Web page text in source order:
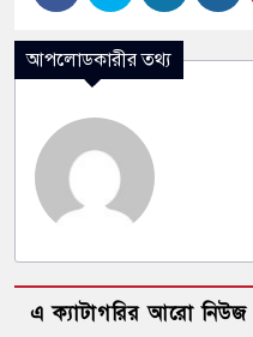
আপলোডকারীর তথ্য
এ ক্যাটাগরির আরো নিউজ